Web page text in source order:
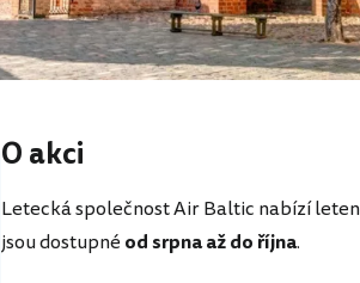
O akci
Letecká společnost Air Baltic nabízí
jsou dostupné od srpna až do října.